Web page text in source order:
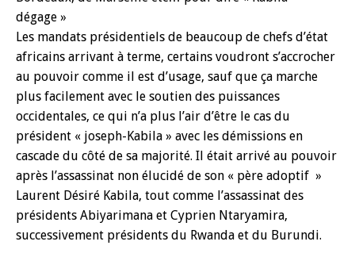
dégage »
Les mandats présidentiels de beaucoup de chefs d’état
africains arrivant à terme, certains voudront s’accrocher
au pouvoir comme il est d’usage, sauf que ça marche
plus facilement avec le soutien des puissances
occidentales, ce qui n’a plus l’air d’être le cas du
président « joseph-Kabila » avec les démissions en
cascade du côté de sa majorité. Il était arrivé au pouvoir
après l’assassinat non élucidé de son « père adoptif »
Laurent Désiré Kabila, tout comme l’assassinat des
présidents Abiyarimana et Cyprien Ntaryamira,
successivement présidents du Rwanda et du Burundi.